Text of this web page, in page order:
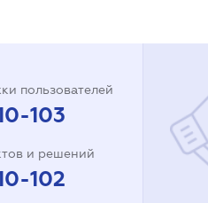
пользователей
103
и решений
102